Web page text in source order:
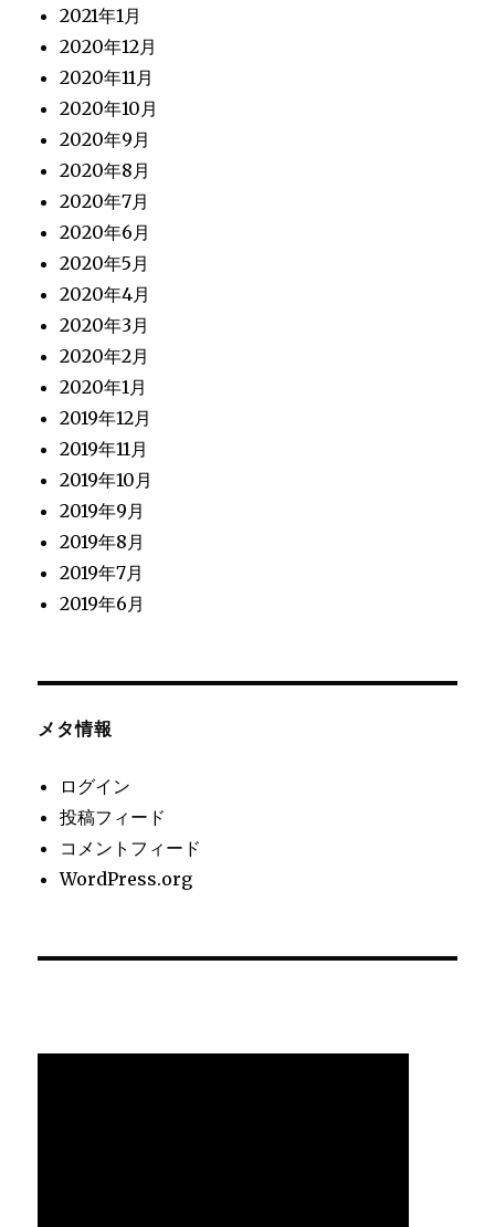
2021年1月
2020年12月
2020年11月
2020年10月
2020年9月
2020年8月
2020年7月
2020年6月
2020年5月
2020年4月
2020年3月
2020年2月
2020年1月
2019年12月
2019年11月
2019年10月
2019年9月
2019年8月
2019年7月
2019年6月
メタ情報
ログイン
投稿フィード
コメントフィード
WordPress.org